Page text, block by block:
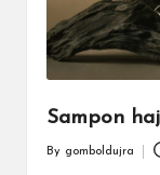
Sampon
By gomboldujra